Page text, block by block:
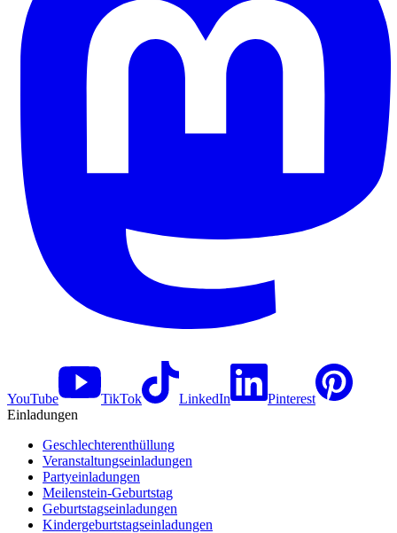
YouTube TikTok LinkedIn
Pinterest
Einladungen
Geschlechterenthüllung
Veranstaltungseinladungen
Partyeinladungen
Meilenstein-Geburtstag
Geburtstagseinladungen
Kindergeburtstagseinladungen